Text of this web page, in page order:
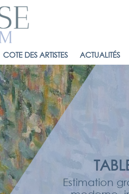
COTE DES ARTISTES ACTUALITÉS
Estimation